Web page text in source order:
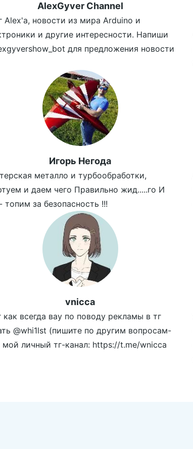
AlexGyver Channel
Alex'a, новости из мира Arduino и
и другие интересности. Напиши
для предложения новости
Игорь Негода
металло и турбообработки,
и даем чего Правильно жид.....го И
топим за безопасность !!!
vnicca
как всегда вау по поводу рекламы в тг
@whi1lst (пишите по другим вопросам-
мой личный тг-канал: https://t.me/wnicca